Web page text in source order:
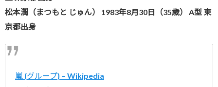
松本潤（まつもと じゅん） 1983年8月30日（35歳） A型 東
京都出身
嵐 (グループ) – Wikipedia